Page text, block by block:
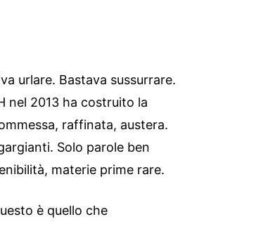
urlare. Bastava sussurrare.
nel 2013 ha costruito la
raffinata, austera.
Solo parole ben
materie prime rare.
è quello che